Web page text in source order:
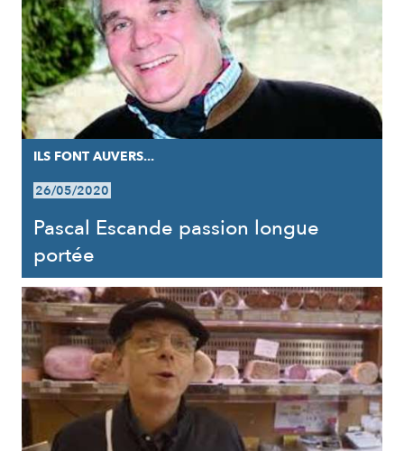
ILS FONT AUVERS...
26/05/2020
Pascal Escande passion longue
portée